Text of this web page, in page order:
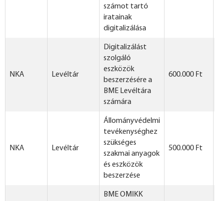
számot tartó
iratainak
digitalizálása
NKA Levéltár
Digitalizálást
szolgáló
eszközök
beszerzésére a
BME Levéltára
számára
600.000 Ft
NKA Levéltár
Állományvédelmi
tevékenységhez
szükséges
szakmai anyagok
és eszközök
beszerzése
500.000 Ft
BME OMIKK